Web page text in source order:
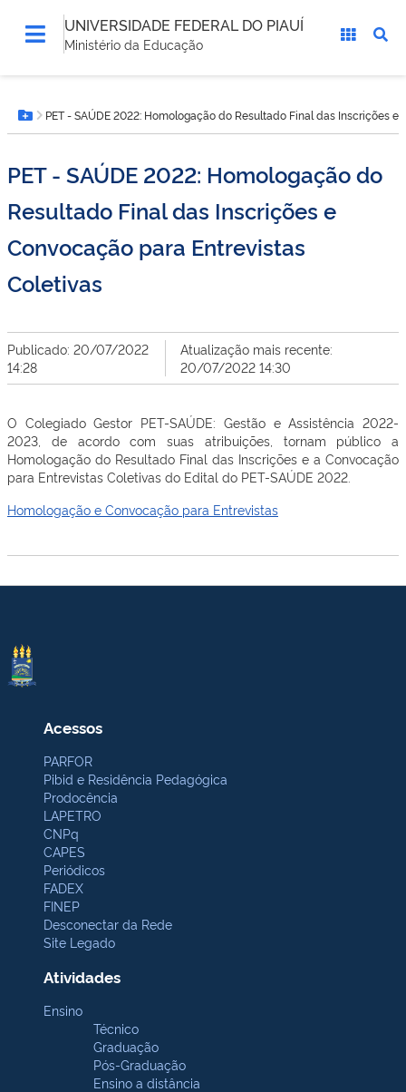
UNIVERSIDADE FEDERAL DO PIAUÍ
Ministério da Educação
está
aqui:Botão Menu
PET - SAÚDE 2022: Homologação do Resultado Final das Inscrições
PET - SAÚDE 2022: Homologação do
Resultado Final das Inscrições e
Convocação para Entrevistas
Coletivas
Publicado: 20/07/2022
14:28
Atualização mais recente:
20/07/2022 14:30
O Colegiado Gestor PET-SAÚDE: Gestão e Assistência 2022-
2023, de acordo com suas atribuições, tornam público a
Homologação do Resultado Final das Inscrições e a Convocação
para Entrevistas Coletivas do Edital do PET-SAÚDE 2022.
Homologação e Convocação para Entrevistas
Acessos
PARFOR
Pibid e Residência Pedagógica
Prodocência
LAPETRO
CNPq
CAPES
Periódicos
FADEX
FINEP
Desconectar da Rede
Site Legado
Atividades
Ensino
Técnico
Graduação
Pós-Graduação
Ensino a distância